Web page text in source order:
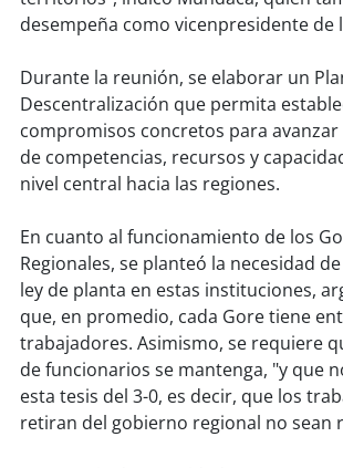
soy
arauco
soytemuco
soyosorno
soy puertomontt
soychiloé
desempeña como vicenpresidente de
Durante la reunión, se elaborar un
Descentralización que permita
compromisos concretos para
de competencias, recursos y
nivel central hacia las regiones.
En cuanto al funcionamiento de los
Regionales, se planteó la necesidad
ley de planta en estas instituciones,
que, en promedio, cada Gore tiene
trabajadores. Asimismo, se requiere
de funcionarios se mantenga, "y que
esta tesis del 3-0, es decir, que los
retiran del gobierno regional no sean